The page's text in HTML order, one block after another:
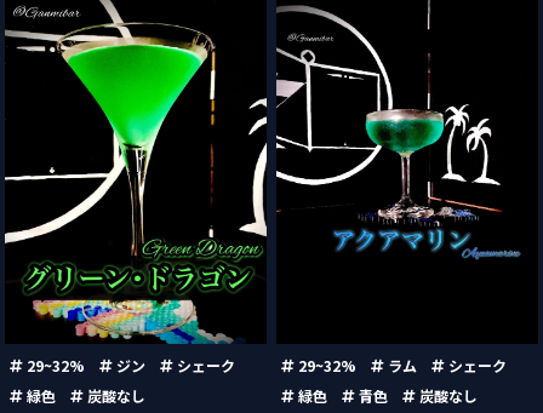
グリーン・ドラゴン （Green
Dragon）
29~32% ジン
シェーク
緑色
炭酸なし
アクアマリン （Aquamarine）
29~32% ラム
シェーク
緑色
青色
炭酸なし